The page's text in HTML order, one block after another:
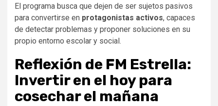
El programa busca que dejen de ser sujetos pasivos
para convertirse en protagonistas activos, capaces
de detectar problemas y proponer soluciones en su
propio entorno escolar y social.
Reflexión de FM Estrella:
Invertir en el hoy para
cosechar el mañana